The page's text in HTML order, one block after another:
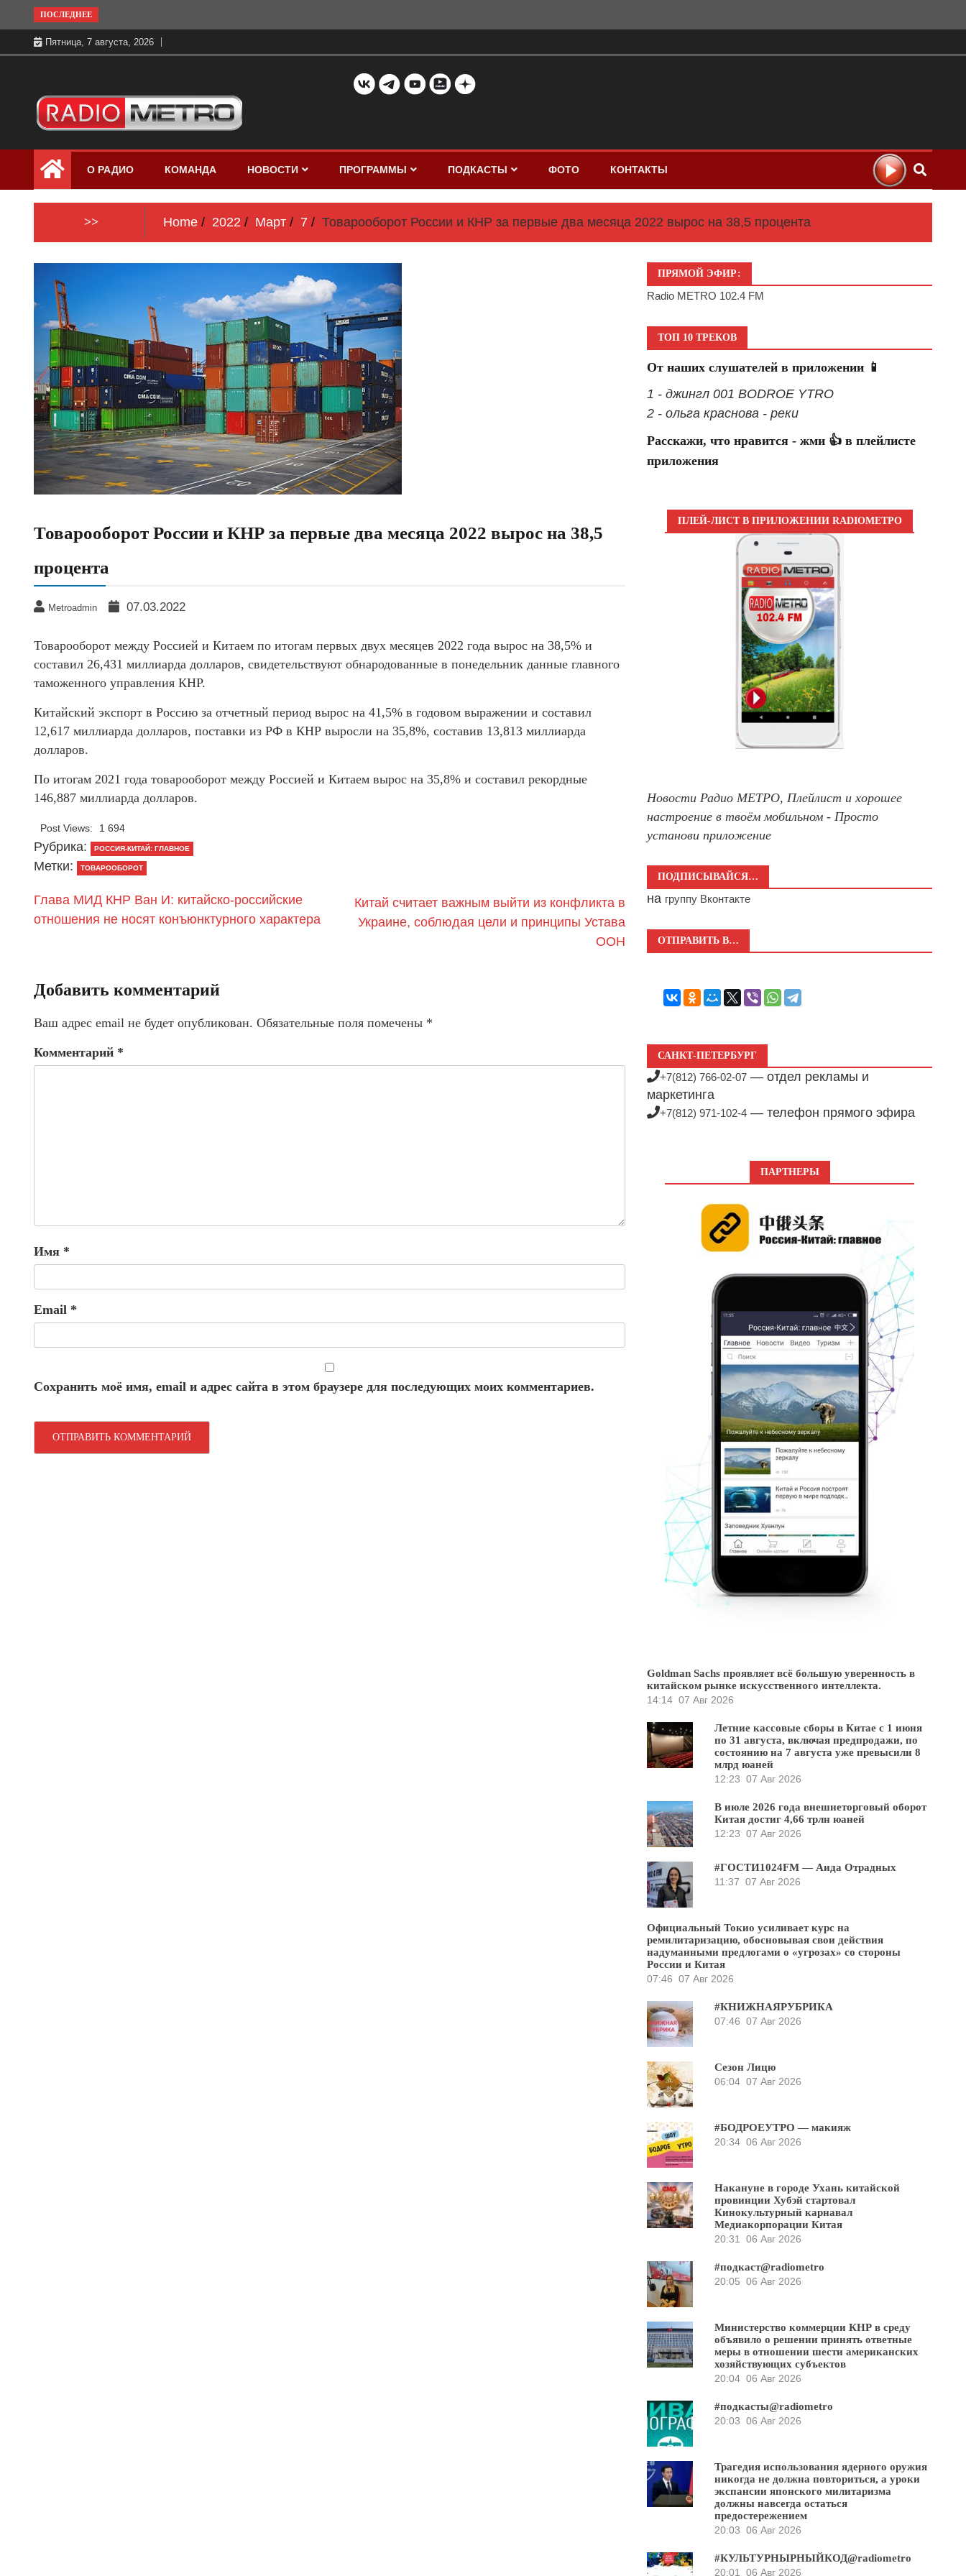
to
content
ПОСЛЕДНЕЕ
Пятница, 7 августа, 2026
Радио МЕТРО
бесплатно в хорошем качестве Санкт-
Петербург и Россия
О РАДИО КОМАНДА НОВОСТИ ПРОГРАММЫ ПОДКАСТЫ ФОТО КОНТАКТЫ
>> Home 2022 Март 7 Товарооборот России и КНР за первые два месяца 2022 вырос на 38,5 процента
Товарооборот России и КНР за первые два месяца 2022 вырос на 38,5
процента
Metroadmin 07.03.2022
Товарооборот между Россией и Китаем по итогам первых двух месяцев 2022 года вырос на 38,5% и
составил 26,431 миллиарда долларов, свидетельствуют обнародованные в понедельник данные главного
таможенного управления КНР.
Китайский экспорт в Россию за отчетный период вырос на 41,5% в годовом выражении и составил
12,617 миллиарда долларов, поставки из РФ в КНР выросли на 35,8%, составив 13,813 миллиарда
долларов.
По итогам 2021 года товарооборот между Россией и Китаем вырос на 35,8% и составил рекордные
146,887 миллиарда долларов.
Post Views: 1 694
Рубрика: РОССИЯ-КИТАЙ: ГЛАВНОЕ
Метки: ТОВАРООБОРОТ
Глава МИД КНР Ван И: китайско-российские
отношения не носят конъюнктурного характера
Китай считает важным выйти из конфликта в
Украине, соблюдая цели и принципы Устава
ООН
Добавить комментарий
Ваш адрес email не будет опубликован. Обязательные поля помечены *
Комментарий *
Имя *
Email *
Сохранить моё имя, email и адрес сайта в этом браузере для последующих моих комментариев.
ПРЯМОЙ ЭФИР:
Radio METRO 102.4 FM
ТОП 10 ТРЕКОВ
От наших слушателей в приложении 📱
1 - джингл 001 BODROE YTRO
2 - ольга краснова - реки
Расскажи, что нравится - жми 👍 в плейлисте
приложения
ПЛЕЙ-ЛИСТ В ПРИЛОЖЕНИИ RADIOМЕТРО
Новости Радио МЕТРО, Плейлист и хорошее
настроение в твоём мобильном - Просто
установи приложение
ПОДПИСЫВАЙСЯ…
на группу Вконтакте
ОТПРАВИТЬ В…
САНКТ-ПЕТЕРБУРГ
+7(812) 766-02-07 — отдел рекламы и
маркетинга
+7(812) 971-102-4 — телефон прямого эфира
ПАРТНЕРЫ
Goldman Sachs проявляет всё большую уверенность в
китайском рынке искусственного интеллекта.
14:14 07 Авг 2026
Летние кассовые сборы в Китае с 1 июня
по 31 августа, включая предпродажи, по
состоянию на 7 августа уже превысили 8
млрд юаней
12:23 07 Авг 2026
В июле 2026 года внешнеторговый оборот
Китая достиг 4,66 трлн юаней
12:23 07 Авг 2026
#ГОСТИ1024FM — Аида Отрадных
11:37 07 Авг 2026
Официальный Токио усиливает курс на
ремилитаризацию, обосновывая свои действия
надуманными предлогами о «угрозах» со стороны
России и Китая
07:46 07 Авг 2026
#КНИЖНАЯРУБРИКА
07:46 07 Авг 2026
Сезон Лицю
06:04 07 Авг 2026
#БОДРОЕУТРО — макияж
20:34 06 Авг 2026
Накануне в городе Ухань китайской
провинции Хубэй стартовал
Кинокультурный карнавал
Медиакорпорации Китая
20:31
06 Авг 2026
#подкаст@radiometro
20:05 06 Авг 2026
Министерство коммерции КНР в среду
объявило о решении принять ответные
меры в отношении шести американских
хозяйствующих субъектов
20:04 06 Авг 2026
#подкасты@radiometro
20:03 06 Авг 2026
Трагедия использования ядерного оружия
никогда не должна повториться, а уроки
экспансии японского милитаризма
должны навсегда остаться
предостережением
20:03 06 Авг 2026
#КУЛЬТУРНЫРНЫЙКОД@radiometro
20:01
06 Авг 2026